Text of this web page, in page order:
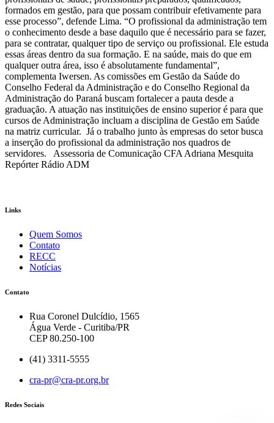
formados em gestão, para que possam contribuir efetivamente para
esse processo”, defende Lima. “O profissional da administração tem
o conhecimento desde a base daquilo que é necessário para se fazer,
para se contratar, qualquer tipo de serviço ou profissional. Ele estuda
essas áreas dentro da sua formação. E na saúde, mais do que em
qualquer outra área, isso é absolutamente fundamental”,
complementa Iwersen. As comissões em Gestão da Saúde do
Conselho Federal da Administração e do Conselho Regional da
Administração do Paraná buscam fortalecer a pauta desde a
graduação. A atuação nas instituições de ensino superior é para que
cursos de Administração incluam a disciplina de Gestão em Saúde
na matriz curricular. Já o trabalho junto às empresas do setor busca
a inserção do profissional da administração nos quadros de
servidores. Assessoria de Comunicação CFA Adriana Mesquita
Repórter Rádio ADM
Links
Quem Somos
Contato
RECC
Notícias
Contato
Rua Coronel Dulcídio, 1565
Água Verde - Curitiba/PR
CEP 80.250-100
(41) 3311-5555
cra-pr@cra-pr.org.br
Redes Sociais